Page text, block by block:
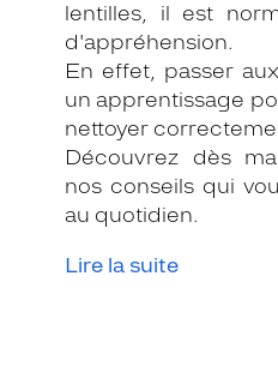
lentilles, il est
d'appréhension.
En effet, passer
un apprentissage
nettoyer
Découvrez dès
nos conseils qui
au quotidien.
Lire la suite